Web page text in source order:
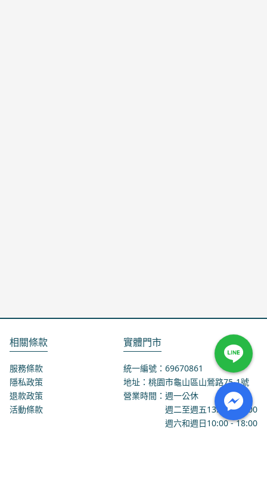
相關條款
服務條款
隱私政策
退款政策
活動條款
實體門市
統一編號：69670861
地址：桃園市龜山區山鶯路75-1號
營業時間：週一公休
週二至週五13:00 - 18:00
週六和週日10:00 - 18:00